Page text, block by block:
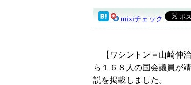
mixiチェック
【ワシントン＝山崎伸
ら１６８人の国会議員が
説を掲載しました。